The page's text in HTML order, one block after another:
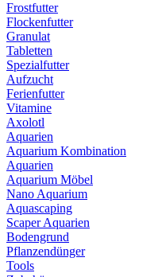
Frostfutter
Flockenfutter
Granulat
Tabletten
Spezialfutter
Aufzucht
Ferienfutter
Vitamine
Axolotl
Aquarien
Aquarium Kombination
Aquarien
Aquarium Möbel
Nano Aquarium
Aquascaping
Scaper Aquarien
Bodengrund
Pflanzendünger
Tools